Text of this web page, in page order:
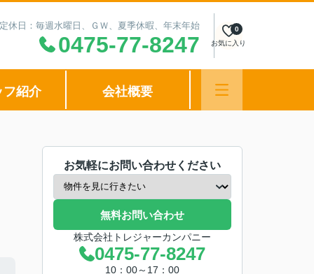
休日：毎週水曜日、ＧＷ、夏季休暇、年末年始
0475-77-8247 お気に入り
0
フ紹介 会社概要
お気軽にお問い合わせください
無料お問い合わせ
株式会社トレジャーカンパニー
0475-77-8247
10：00～17：00